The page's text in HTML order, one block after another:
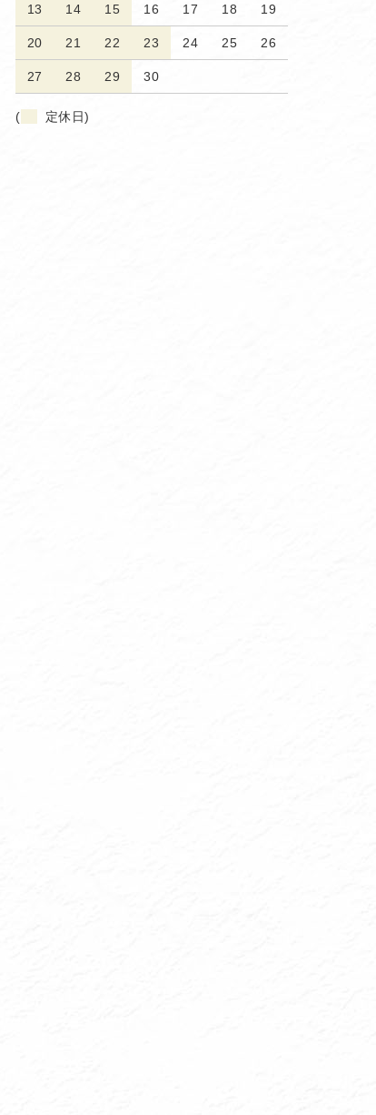
13 14 15 16 17 18 19
20 21 22 23 24 25 26
27 28 29 30
( 定休日)